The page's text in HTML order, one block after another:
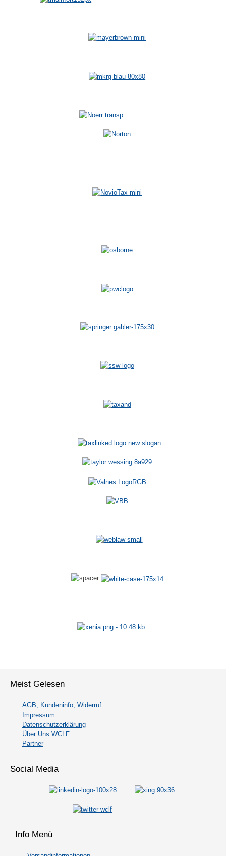
Meist Gelesen
AGB, Kundeninfo, Widerruf
Impressum
Datenschutzerklärung
Über Uns WCLF
Partner
Social Media
Info Menü